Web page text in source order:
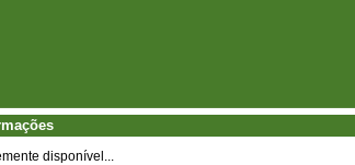
disponível...